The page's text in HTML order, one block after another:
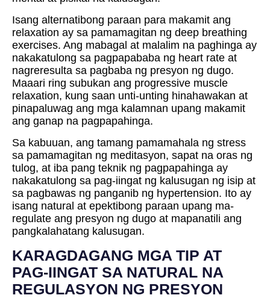
Isang alternatibong paraan para makamit ang
relaxation ay sa pamamagitan ng deep breathing
exercises. Ang mabagal at malalim na paghinga ay
nakakatulong sa pagpapababa ng heart rate at
nagreresulta sa pagbaba ng presyon ng dugo.
Maaari ring subukan ang progressive muscle
relaxation, kung saan unti-unting hinahawakan at
pinapaluwag ang mga kalamnan upang makamit
ang ganap na pagpapahinga.
Sa kabuuan, ang tamang pamamahala ng stress
sa pamamagitan ng meditasyon, sapat na oras ng
tulog, at iba pang teknik ng pagpapahinga ay
nakakatulong sa pag-iingat ng kalusugan ng isip at
sa pagbawas ng panganib ng hypertension. Ito ay
isang natural at epektibong paraan upang ma-
regulate ang presyon ng dugo at mapanatili ang
pangkalahatang kalusugan.
KARAGDAGANG MGA TIP AT
PAG-IINGAT SA NATURAL NA
REGULASYON NG PRESYON